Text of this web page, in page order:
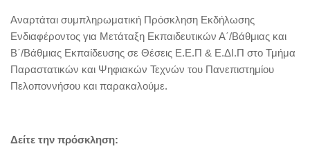
Αναρτάται συμπληρωματική Πρόσκληση Εκδήλωσης
Ενδιαφέροντος για Μετάταξη Εκπαιδευτικών Α΄/Βάθμιας και
Β΄/Βάθμιας Εκπαίδευσης σε Θέσεις Ε.Ε.Π & Ε.ΔΙ.Π στο Τμήμα
Παραστατικών και Ψηφιακών Τεχνών του Πανεπιστημίου
Πελοποννήσου και παρακαλούμε.
Δείτε την πρόσκληση: